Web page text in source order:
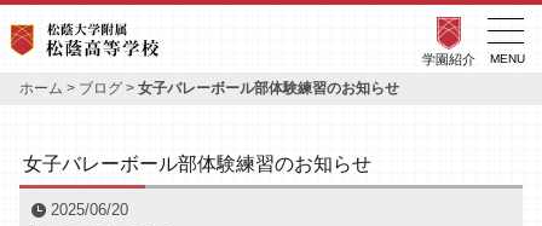
学園紹介
ホーム > ブログ > 女子バレーボール部体験練習のお知らせ
女子バレーボール部体験練習のお知らせ
2025/06/20
MENU